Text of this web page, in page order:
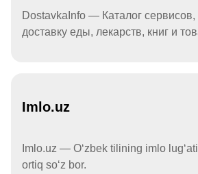
DostavkaInfo — Каталог
доставку еды, лекарств, книг и
Imlo.uz
Imlo.uz — Oʻzbek tilining imlo
ortiq soʻz bor.